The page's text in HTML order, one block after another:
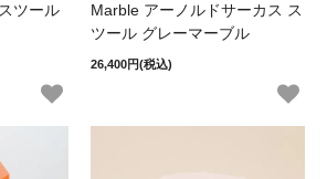
ツール
Marble アーノルドサーカス ス
ツール グレーマーブル
26,400円(税込)